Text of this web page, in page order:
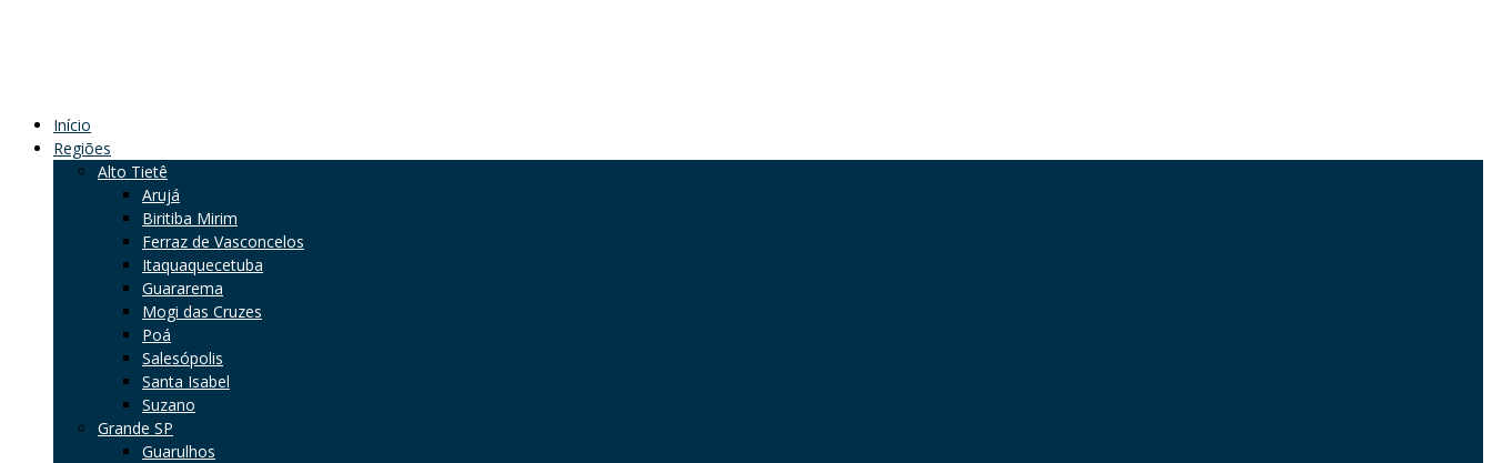
Início
Regiões
Alto Tietê
Arujá
Biritiba Mirim
Ferraz de Vasconcelos
Itaquaquecetuba
Guararema
Mogi das Cruzes
Poá
Salesópolis
Santa Isabel
Suzano
Grande SP
Guarulhos